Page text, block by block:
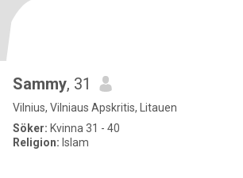
Sammy, 31
Vilnius, Vilniaus Apskritis, Litauen
Söker: Kvinna 31 - 40
Religion: Islam